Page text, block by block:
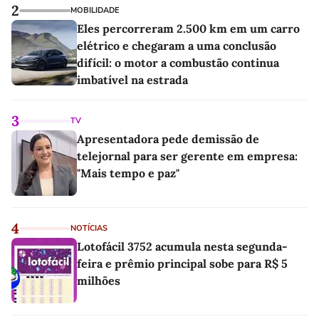
2 MOBILIDADE
Eles percorreram 2.500 km em um carro
elétrico e chegaram a uma conclusão
difícil: o motor a combustão continua
imbatível na estrada
3 TV
Apresentadora pede demissão de
telejornal para ser gerente em empresa:
"Mais tempo e paz"
4 NOTÍCIAS
Lotofácil 3752 acumula nesta segunda-
feira e prêmio principal sobe para R$ 5
milhões